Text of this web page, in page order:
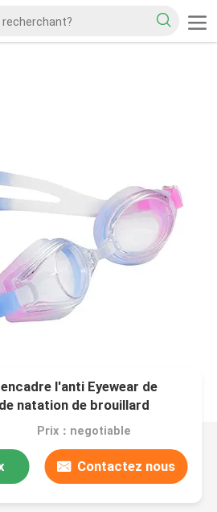
l'anti Eyewear de
natation de brouillard
Prix：negotiable
Contactez nous